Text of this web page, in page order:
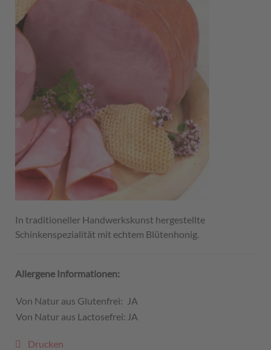
In traditioneller Handwerkskunst hergestellte
Schinkenspezialität mit echtem Blütenhonig.
Allergene Informationen:
Von Natur aus Glutenfrei:
JA
Von Natur aus Lactosefrei: JA
Drucken